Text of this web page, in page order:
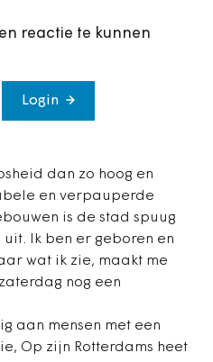
reactie te kunnen
Login
dan zo hoog en
en verpauperde
is de stad spuug
Ik ben er geboren en
wat ik zie, maakt me
nog een
aan mensen met een
Op zijn Rotterdams heet